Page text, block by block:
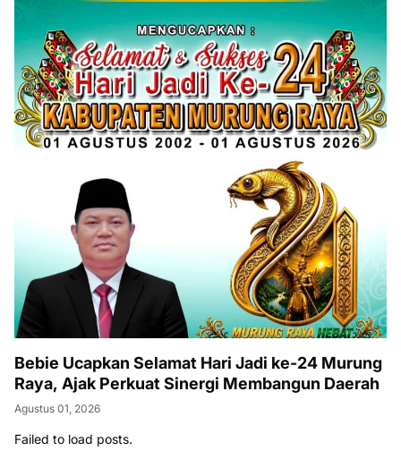
Bebie Ucapkan Selamat Hari Jadi ke-24 Murung
Raya, Ajak Perkuat Sinergi Membangun Daerah
Agustus 01, 2026
Failed to load posts.